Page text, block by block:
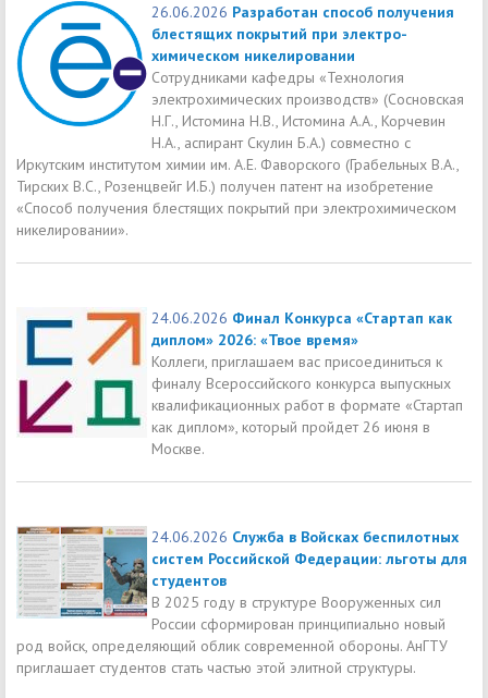
26.06.2026 Разработан способ получения
блестящих покрытий при электро-
химическом никелировании
Сотрудниками кафедры «Технология
электрохимических производств» (Сосновская
Н.Г., Истомина Н.В., Истомина А.А., Корчевин
Н.А., аспирант Скулин Б.А.) совместно с
Иркутским институтом химии им. А.Е. Фаворского (Грабельных В.А.,
Тирских В.С., Розенцвейг И.Б.) получен патент на изобретение
«Способ получения блестящих покрытий при электрохимическом
никелировании».
24.06.2026 Финал Конкурса «Стартап как
диплом» 2026: «Твое время»
Коллеги, приглашаем вас присоединиться к
финалу Всероссийского конкурса выпускных
квалификационных работ в формате «Стартап
как диплом», который пройдет 26 июня в
Москве.
24.06.2026 Служба в Войсках беспилотных
систем Российской Федерации: льготы для
студентов
В 2025 году в структуре Вооруженных сил
России сформирован принципиально новый
род войск, определяющий облик современной обороны. АнГТУ
приглашает студентов стать частью этой элитной структуры.